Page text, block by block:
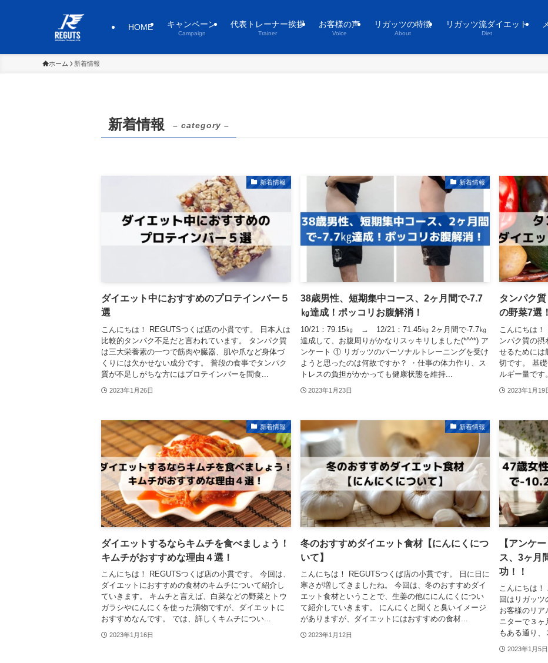
HOME キャンペーン
Campaign
代表トレーナー挨拶
Trainer
お客様の声
Voice
リガッツの特徴
About
リガッツ流ダイエット
Diet
ホーム 新着情報
新着情報 – category –
新着情報
ダイエット中におすすめのプロテインバー５
選
こんにちは！ REGUTSつくば店の小貫です。 日本人は
比較的タンパク不足だと言われています。 タンパク質
は三大栄養素の一つで筋肉や臓器、肌や爪など身体づ
くりには欠かせない成分です。 普段の食事でタンパク
質が不足しがちな方にはプロテインバーを間食...
2023年1月26日
新着情報
38歳男性、短期集中コース、2ヶ月間で-7.7
㎏達成！ポッコリお腹解消！
10/21：79.15㎏ → 12/21：71.45㎏ 2ヶ月間で-7.7㎏
達成して、お腹周りがかなりスッキリしました(*^^*) ア
ンケート ① リガッツのパーソナルトレーニングを受け
ようと思ったのは何故ですか？ ・仕事の体力作り、ス
トレスの負担がかかっても健康状態を維持...
2023年1月23日
タンパク
の野菜7選！
こんにちは
ンパク質の摂
せるためには
切です。 基
ルギー量です
2023年1月19
新着情報
ダイエットするならキムチを食べましょう！
キムチがおすすめな理由４選！
こんにちは！ REGUTSつくば店の小貫です。 今回は、
ダイエットにおすすめの食材のキムチについて紹介し
ていきます。 キムチと言えば、白菜などの野菜とトウ
ガラシやにんにくを使った漬物ですが、ダイエットに
おすすめなんです。 では、詳しくキムチについ...
2023年1月16日
新着情報
冬のおすすめダイエット食材【にんにくにつ
いて】
こんにちは！ REGUTSつくば店の小貫です。 日に日に
寒さが増してきましたね。 今回は、冬のおすすめダイ
エット食材ということで、生姜の他ににんにくについ
て紹介していきます。 にんにくと聞くと臭いイメージ
がありますが、ダイエットにはおすすめの食材...
2023年1月12日
【アンケ
ス、3ヶ月
功！！
こんにちは！
回はリガッ
お客様のリア
ニターで３ヶ
もある通り
2023年1月5日